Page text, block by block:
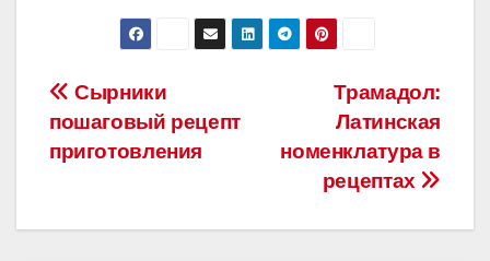
Навигация
по
Трамадол:
Латинская
номенклатура в
рецептах
Сырники
пошаговый рецепт
приготовления